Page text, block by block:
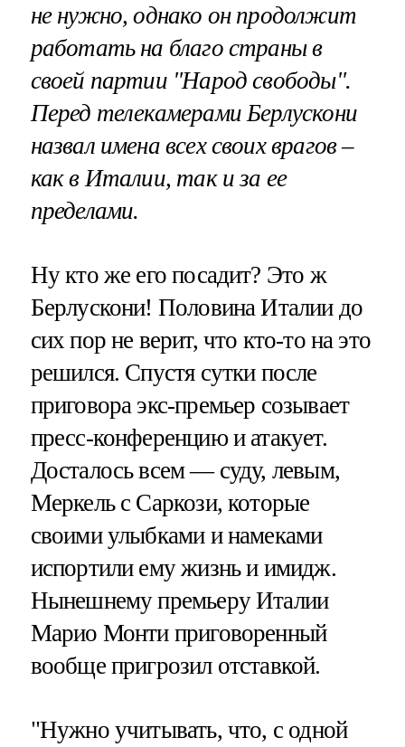
не нужно, однако он продолжит
работать на благо страны в
своей партии "Народ свободы".
Перед телекамерами Берлускони
назвал имена всех своих врагов –
как в Италии, так и за ее
пределами.
Ну кто же его посадит? Это ж
Берлускони! Половина Италии до
сих пор не верит, что кто-то на это
решился. Спустя сутки после
приговора экс-премьер созывает
пресс-конференцию и атакует.
Досталось всем — суду, левым,
Меркель с Саркози, которые
своими улыбками и намеками
испортили ему жизнь и имидж.
Нынешнему премьеру Италии
Марио Монти приговоренный
вообще пригрозил отставкой.
"Нужно учитывать, что, с одной